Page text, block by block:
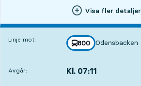
Visa fler detaljer
Linje mot: linje
800
mot
Odensbacken
,
Avgår: Kl. 07:11